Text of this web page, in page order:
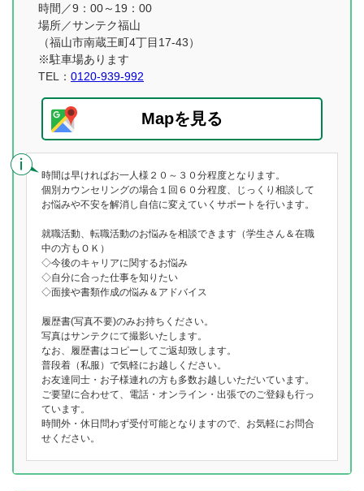
時間／9：00～19：00
場所／サンテク福山
（福山市南蔵王町4丁目17-43）
※駐車場あります
TEL： 0120-939-992
Mapを見る
時間は早ければお一人様２０～３０分程度となります。
個別カウンセリングの場合１回６０分程度、じっくり相談して
お悩みや不安を解消し自信に変えていくサポートを行います。
就職活動、転職活動のお悩みを相談できます（学生さん＆在職
中の方もＯＫ）
◇今後のキャリアに関するお悩み
◇自分に合った仕事を知りたい
◇面接や書類作成の悩み＆アドバイス
履歴書(写真不要)のみお持ちください。
写真はサンテクにて撮影いたします。
なお、履歴書はコピーしてご返却致します。
普段着（私服）で気軽にお越しください。
お友達同士・お子様連れの方も多数お越しいただいています。
ご要望に合わせて、電話・オンライン・出張でのご登録も行っ
ています。
時間外・休日問わず受付可能となりますので、お気軽にお問合
せください。